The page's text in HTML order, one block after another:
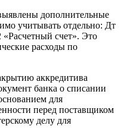
дополнительные
учитывать отдельно: Дт
счет». Это
расходы по
аккредитива
банка о списании
для
перед поставщиком
делу для